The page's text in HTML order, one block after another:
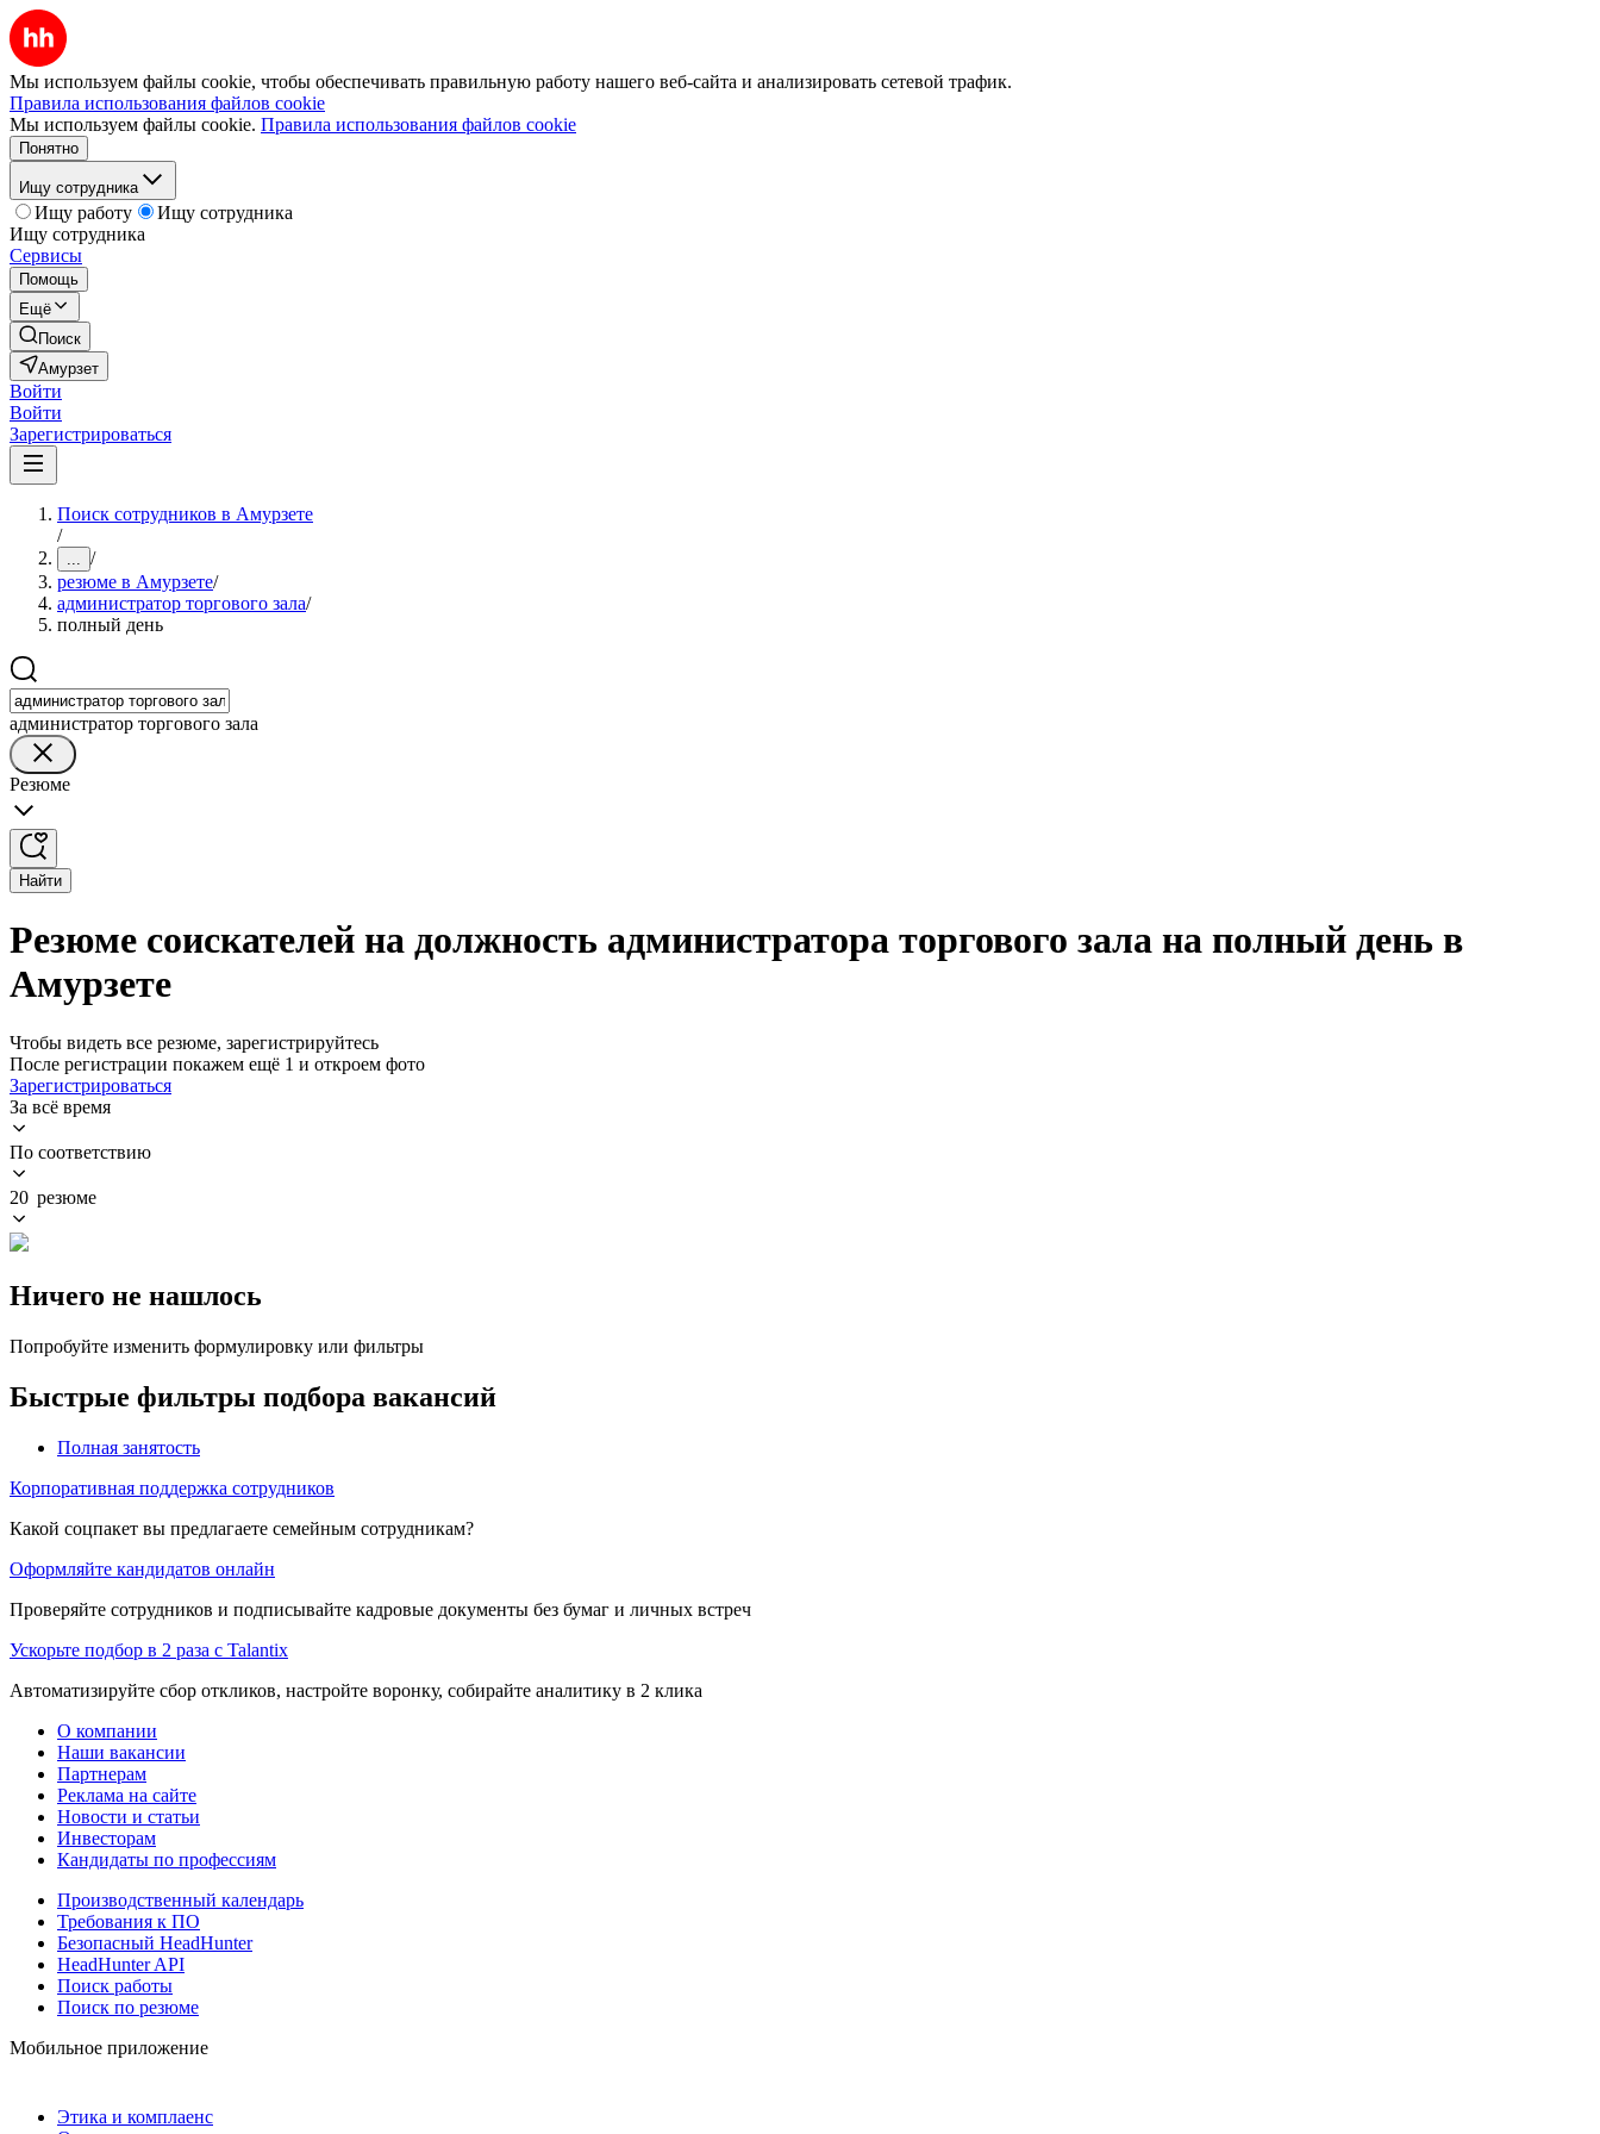
Мы используем файлы cookie, чтобы обеспечивать правильную работу нашего веб-сайта и анализировать сетевой трафик.
Правила использования файлов cookie
Мы используем файлы cookie. Правила использования файлов cookie
Понятно
Ищу сотрудника
Ищу работу
Ищу сотрудника
Ищу сотрудника
Сервисы
Помощь
Ещё
Поиск
Амурзет
Войти
Войти
Зарегистрироваться
Поиск сотрудников в Амурзете
/
... /
резюме в Амурзете/
администратор торгового зала/
полный день
администратор торгового зала
Резюме
Найти
Резюме соискателей на должность администратора торгового зала на полный день в
Амурзете
Чтобы видеть все резюме, зарегистрируйтесь
После регистрации покажем ещё 1 и откроем фото
Зарегистрироваться
За всё время
По соответствию
20 резюме
Ничего не нашлось
Попробуйте изменить формулировку или фильтры
Быстрые фильтры подбора вакансий
Полная занятость
Корпоративная поддержка сотрудников
Какой соцпакет вы предлагаете семейным сотрудникам?
Оформляйте кандидатов онлайн
Проверяйте сотрудников и подписывайте кадровые документы без бумаг и личных встреч
Ускорьте подбор в 2 раза с Talantix
Автоматизируйте сбор откликов, настройте воронку, собирайте аналитику в 2 клика
О компании
Наши вакансии
Партнерам
Реклама на сайте
Новости и статьи
Инвесторам
Кандидаты по профессиям
Производственный календарь
Требования к ПО
Безопасный HeadHunter
HeadHunter API
Поиск работы
Поиск по резюме
Мобильное приложение
Этика и комплаенс